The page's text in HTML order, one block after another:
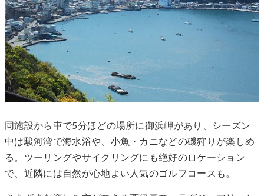
同施設から車で5分ほどの場所に御浜岬があり、シーズン
中は駿河湾で海水浴や、小魚・カニなどの磯狩りが楽しめ
る。ツーリングやサイクリングにも絶好のロケーション
で、近隣には自然が心地よい人気のゴルフコースも。